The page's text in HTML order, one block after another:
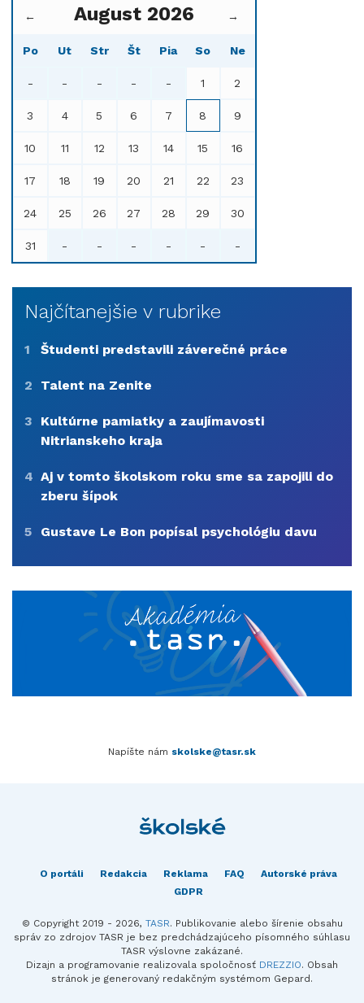
← August 2026 →
Po Ut Str Št Pia So Ne
- - - - - 1 2
3 4 5 6 7 8 9
10 11 12 13 14 15 16
17 18 19 20 21 22 23
24 25 26 27 28 29 30
31 - - - - - -
Najčítanejšie v rubrike
1 Študenti predstavili záverečné práce
2 Talent na Zenite
3
Kultúrne pamiatky a zaujímavosti
Nitrianskeho kraja
4 Aj v tomto školskom roku sme sa zapojili do
zberu šípok
5 Gustave Le Bon popísal psychológiu davu
Napíšte nám skolske@tasr.sk
O portáli Redakcia Reklama FAQ
Autorské práva
GDPR
© Copyright 2019 - 2026, TASR. Publikovanie alebo šírenie obsahu
správ zo zdrojov TASR je bez predchádzajúceho písomného súhlasu
TASR výslovne zakázané.
Dizajn a programovanie realizovala spoločnosť DREZZIO. Obsah
stránok je generovaný redakčným systémom Gepard.